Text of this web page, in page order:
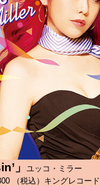
」
ユッコ・ミラー
（税込）キングレコード